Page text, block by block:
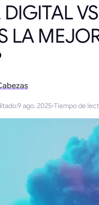
LA
:9 ago. 2025·Tiempo de